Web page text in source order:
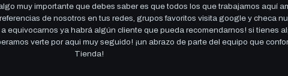
muy importante que debes saber es que todos los que trabajamos aquí
de nosotros en tus redes, grupos favoritos visita google y checa
equivocarnos ya habrá algún cliente que pueda recomendarnos! si tienes
verte por aqui muy seguido! ¡un abrazo de parte del equipo que
Tienda!